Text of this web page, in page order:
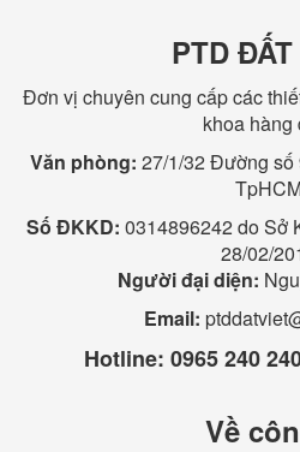
PTD
Đơn vị chuyên cung cấp các
khoa hàng
Văn phòng: 27/1/32 Đường
Số ĐKKD: 0314896242 do Sở
28/02/
Người đại diện:
Email:
Hotline: 0965 240
Về